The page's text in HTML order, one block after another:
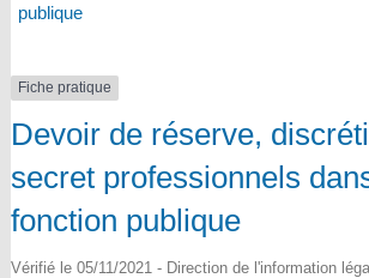
publique
Fiche pratique
Devoir de réserve,
secret professionnels
fonction publique
Vérifié le 05/11/2021 - Direction de l'information